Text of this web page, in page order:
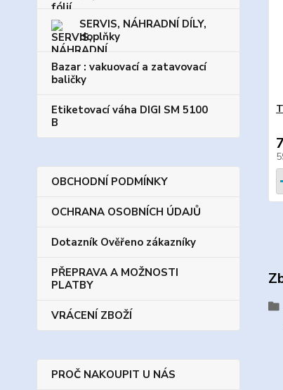
SERVIS, NÁHRADNÍ DÍLY,
doplňky
Bazar : vakuovací a zatavovací
baličky
Etiketovací váha DIGI SM 5100
B
OBCHODNÍ PODMÍNKY
OCHRANA OSOBNÍCH ÚDAJŮ
Dotazník Ověřeno zákazníky
PŘEPRAVA A MOŽNOSTI
PLATBY
VRÁCENÍ ZBOŽÍ
PROČ NAKOUPIT U NÁS